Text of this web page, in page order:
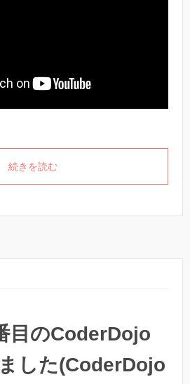
続きを読む
目のCoderDojo
した(CoderDojo